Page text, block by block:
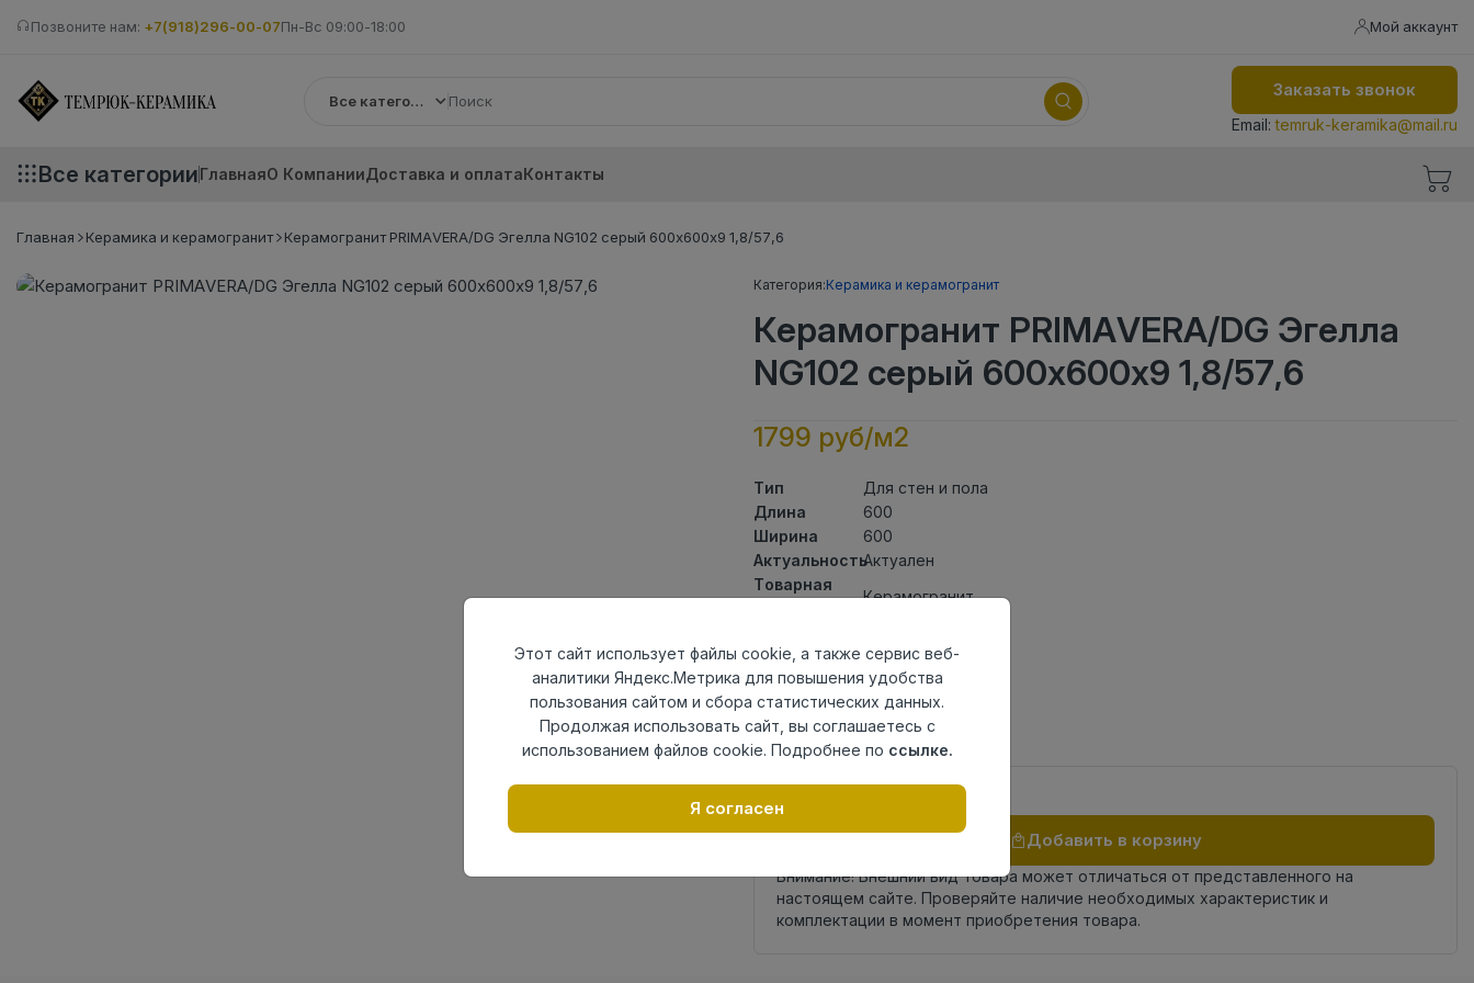
Позвоните нам: +7(918)296-00-07Пн-Вс 09:00-18:00 Мой аккаунт
Все категории
Заказать звонок
Email:temruk-keramika@mail.ru
Все категорииГлавнаяО КомпанииДоставка и оплатаКонтакты
Главная Керамика и керамогранит Керамогранит PRIMAVERA/DG Эгелла NG102 серый 600х600х9 1,8/57,6
Категория:Керамика и керамогранит
Керамогранит PRIMAVERA/DG Эгелла
NG102 серый 600х600х9 1,8/57,6
1799 руб/м2
Тип
Для стен и пола
Длина
600
Ширина
600
АктуальностьАктуален
Товарная
Керамогранит
Поверхность матовая
Страна
происхождения
Россия
Номер
комплекта
Осталось
Добавить в корзину
Внимание! Внешний вид товара может отличаться от представленного на
настоящем сайте. Проверяйте наличие необходимых характеристик и
комплектации в момент приобретения товара.
Этот сайт использует файлы cookie, а также сервис веб-
аналитики Яндекс.Метрика для повышения удобства
пользования сайтом и сбора статистических данных.
Продолжая использовать сайт, вы соглашаетесь с
использованием файлов cookie. Подробнее по ссылке.
Я согласен